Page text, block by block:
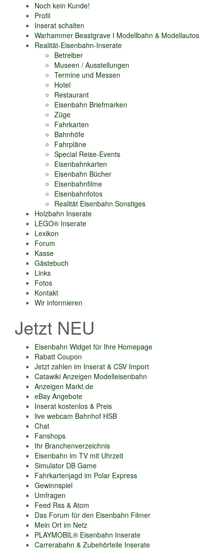
Noch kein Kunde!
Profil
Inserat schalten
Warhammer Beastgrave I Modellbahn & Modellautos
Realität-Eisenbahn-Inserate
Betreiber
Museen / Ausstellungen
Termine und Messen
Hotel
Restaurant
Eisenbahn Briefmarken
Züge
Fahrkarten
Bahnhöfe
Fahrpläne
Special Reise-Events
Eisenbahnkarten
Eisenbahn Bücher
Eisenbahnfilme
Eisenbahnfotos
Realität Eisenbahn Sonstiges
Holzbahn Inserate
LEGO® Inserate
Lexikon
Forum
Kasse
Gästebuch
Links
Fotos
Kontakt
Wir informieren
Jetzt NEU
Eisenbahn Widget für Ihre Homepage
Rabatt Coupon
Jetzt zahlen im Inserat & CSV Import
Catawiki Anzeigen Modelleisenbahn
Anzeigen Markt.de
eBay Angebote
Inserat kostenlos & Preis
live webcam Bahnhof HSB
Chat
Fanshops
Ihr Branchenverzeichnis
Eisenbahn im TV mit Uhrzeit
Simulator DB Game
Fahrkartenjagd im Polar Express
Gewinnspiel
Umfragen
Feed Rss & Atom
Das Forum für den Eisenbahn Filmer
Mein Ort im Netz
PLAYMOBIL® Eisenbahn Inserate
Carrerabahn & Zubehörteile Inserate